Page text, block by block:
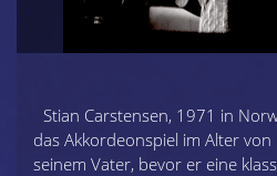
Stian Carstensen, 1971 in
das Akkordeonspiel im Alter
seinem Vater, bevor er eine